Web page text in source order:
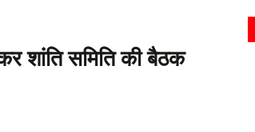
शांति समिति की बैठक